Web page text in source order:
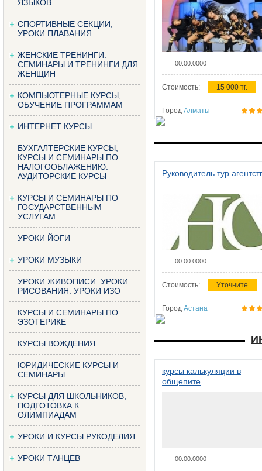
ЯЗЫКОВ
СПОРТИВНЫЕ СЕКЦИИ,
УРОКИ ПЛАВАНИЯ
ЖЕНСКИЕ ТРЕНИНГИ.
СЕМИНАРЫ И ТРЕНИНГИ ДЛЯ
ЖЕНЩИН
КОМПЬЮТЕРНЫЕ КУРСЫ,
ОБУЧЕНИЕ ПРОГРАММАМ
ИНТЕРНЕТ КУРСЫ
БУХГАЛТЕРСКИЕ КУРСЫ,
КУРСЫ И СЕМИНАРЫ ПО
НАЛОГООБЛАЖЕНИЮ.
АУДИТОРСКИЕ КУРСЫ
КУРСЫ И СЕМИНАРЫ ПО
ГОСУДАРСТВЕННЫМ
УСЛУГАМ
УРОКИ ЙОГИ
УРОКИ МУЗЫКИ
УРОКИ ЖИВОПИСИ. УРОКИ
РИСОВАНИЯ. УРОКИ ИЗО
КУРСЫ И СЕМИНАРЫ ПО
ЭЗОТЕРИКЕ
КУРСЫ ВОЖДЕНИЯ
ЮРИДИЧЕСКИЕ КУРСЫ И
СЕМИНАРЫ
КУРСЫ ДЛЯ ШКОЛЬНИКОВ,
ПОДГОТОВКА К
ОЛИМПИАДАМ
УРОКИ И КУРСЫ РУКОДЕЛИЯ
УРОКИ ТАНЦЕВ
00.00.0000
Стоимость: 15 000 тг.
Город Алматы
Руководитель тур
00.00.0000
Стоимость: Уточните
Город Астана
курсы калькуляции в
общепите
00.00.0000